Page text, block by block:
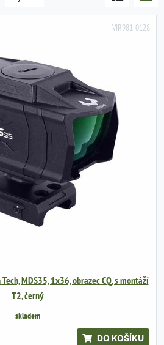
VIR981-0128
MDS35, 1x36, obrazec CQ, s montáží
T2, černý
skladem
DO KOŠÍKU